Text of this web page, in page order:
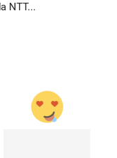
NTT...